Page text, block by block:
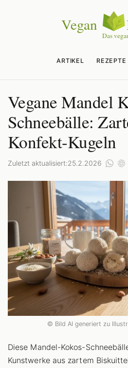
ARTIKEL REZEPTE
Vegane Mandel
Schneebälle:
Konfekt-Kugeln
Zuletzt aktualisiert:25.2.2026
© Bild AI generiert zu
Diese Mandel-Kokos-
Kunstwerke aus zartem